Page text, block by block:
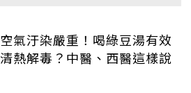
空氣汙染嚴重！喝綠豆湯有效
清熱解毒？中醫、西醫這樣說